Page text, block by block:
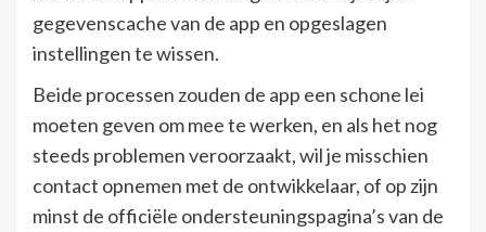
gegevenscache van de app en opgeslagen
instellingen te wissen.
Beide processen zouden de app een schone lei
moeten geven om mee te werken, en als het nog
steeds problemen veroorzaakt, wil je misschien
contact opnemen met de ontwikkelaar, of op zijn
minst de officiële ondersteuningspagina’s van de